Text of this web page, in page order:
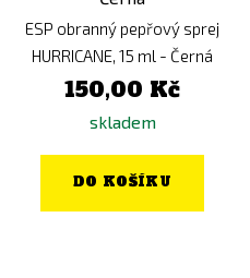
ESP obranný pepřový sprej
HURRICANE, 15 ml - Černá
150,00 Kč
skladem
DO KOŠÍKU